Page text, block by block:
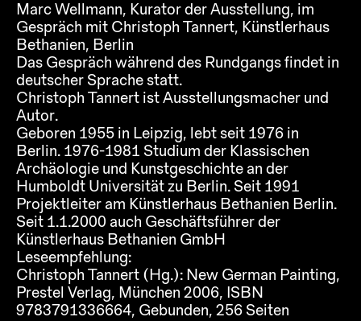
Marc Wellmann, Kurator der Ausstellung, im
Gespräch mit Christoph Tannert, Künstlerhaus
Bethanien, Berlin
Das Gespräch während des Rundgangs findet in
deutscher Sprache statt.
Christoph Tannert ist Ausstellungsmacher und
Autor.
Geboren 1955 in Leipzig, lebt seit 1976 in
Berlin. 1976-1981 Studium der Klassischen
Archäologie und Kunstgeschichte an der
Humboldt Universität zu Berlin. Seit 1991
Projektleiter am Künstlerhaus Bethanien Berlin.
Seit 1.1.2000 auch Geschäftsführer der
Künstlerhaus Bethanien GmbH
Leseempfehlung:
Christoph Tannert (Hg.): New German Painting,
Prestel Verlag, München 2006, ISBN
9783791336664, Gebunden, 256 Seiten